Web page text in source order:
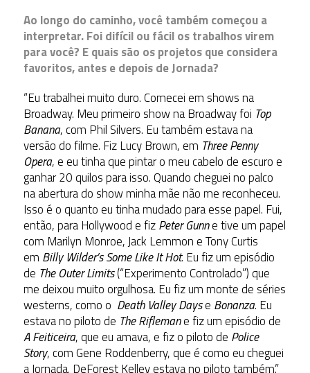
Ao longo do caminho, você também começou a
interpretar. Foi difícil ou fácil os trabalhos virem
para você? E quais são os projetos que considera
favoritos, antes e depois de Jornada?
“Eu trabalhei muito duro. Comecei em shows na
Broadway. Meu primeiro show na Broadway foi Top
Banana, com Phil Silvers. Eu também estava na
versão do filme. Fiz Lucy Brown, em Three Penny
Opera, e eu tinha que pintar o meu cabelo de escuro e
ganhar 20 quilos para isso. Quando cheguei no palco
na abertura do show minha mãe não me reconheceu.
Isso é o quanto eu tinha mudado para esse papel. Fui,
então, para Hollywood e fizPeter Gunne tive um papel
com Marilyn Monroe, Jack Lemmon e Tony Curtis
em Billy Wilder’s Some Like It Hot. Eu fiz um episódio
de The Outer Limits(“Experimento Controlado”) que
me deixou muito orgulhosa. Eu fiz um monte de séries
westerns, como o Death Valley Dayse Bonanza. Eu
estava no piloto de The Riflemane fiz um episódio de
A Feiticeira, que eu amava, e fiz o piloto de Police
Story, com Gene Roddenberry, que é como eu cheguei
a Jornada. DeForest Kelley estava no piloto também.”